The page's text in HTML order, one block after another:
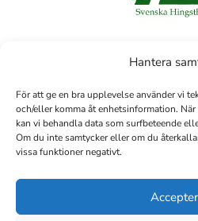
Hantera
För att ge en bra upplevelse använder vi
och/eller komma åt enhetsinformation.
kan vi behandla data som surfbeteende
Om du inte samtycker eller om du
vissa funktioner negativt.
Vi har under 2022–2023 byggt/